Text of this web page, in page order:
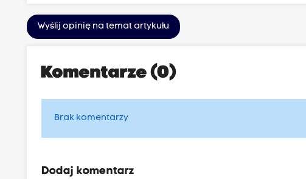
Wyślij opinię na temat artykułu
Komentarze (0)
Brak komentarzy
Dodaj komentarz